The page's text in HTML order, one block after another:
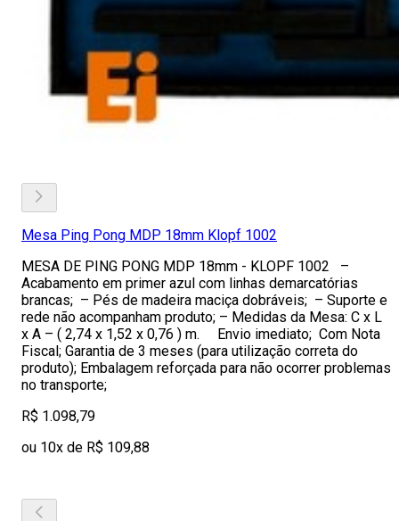
Mesa Ping Pong MDP 18mm Klopf 1002
MESA DE PING PONG MDP 18mm - KLOPF 1002 –
Acabamento em primer azul com linhas demarcatórias
brancas; – Pés de madeira maciça dobráveis; – Suporte e
rede não acompanham produto; – Medidas da Mesa: C x L
x A – ( 2,74 x 1,52 x 0,76 ) m. Envio imediato; Com Nota
Fiscal; Garantia de 3 meses (para utilização correta do
produto); Embalagem reforçada para não ocorrer problemas
no transporte;
R$ 1.098,79
ou 10x de R$ 109,88